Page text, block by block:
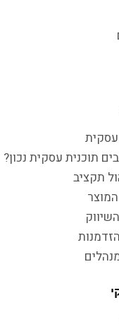
עסקית
תוכנית עסקית נכון?
תקציב